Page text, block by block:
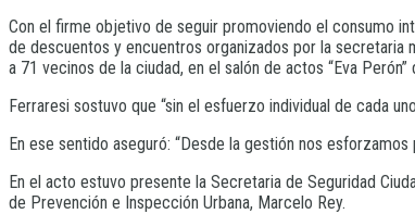
Con el firme objetivo de seguir promoviendo el consumo
de descuentos y encuentros organizados por la
a 71 vecinos de la ciudad, en el salón de actos “Eva Perón”
Ferraresi sostuvo que “sin el esfuerzo individual de cada
En ese sentido aseguró: “Desde la gestión nos
En el acto estuvo presente la Secretaria de Seguridad
de Prevención e Inspección Urbana, Marcelo Rey.